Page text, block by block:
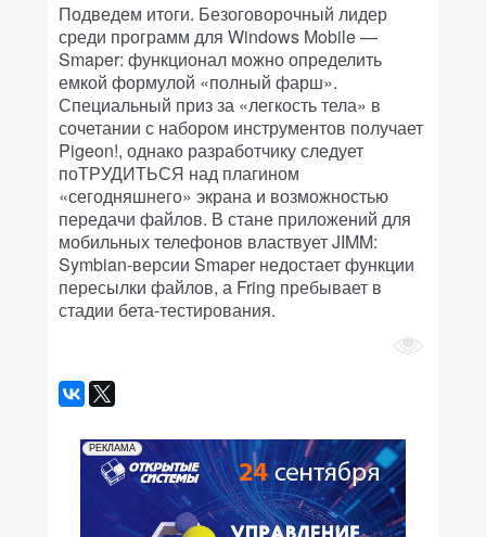
Подведем итоги. Безоговорочный лидер
среди программ для Windows Mobile —
Smaper: функционал можно определить
емкой формулой «полный фарш».
Специальный приз за «легкость тела» в
сочетании с набором инструментов получает
Pigeon!, однако разработчику следует
поТРУДИТЬСЯ над плагином
«сегодняшнего» экрана и возможностью
передачи файлов. В стане приложений для
мобильных телефонов властвует JIMM:
Symbian-версии Smaper недостает функции
пересылки файлов, а Fring пребывает в
стадии бета-тестирования.
РЕКЛАМА